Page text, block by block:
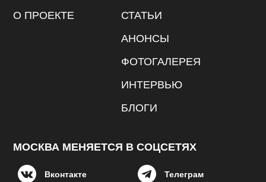
О ПРОЕКТЕ
СТАТЬИ
АНОНСЫ
ФОТОГАЛЕРЕЯ
ИНТЕРВЬЮ
БЛОГИ
МОСКВА МЕНЯЕТСЯ В СОЦСЕТЯХ
Вконтакте Телеграм